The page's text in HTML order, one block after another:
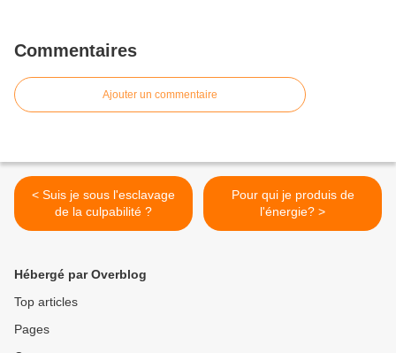
Commentaires
Ajouter un commentaire
< Suis je sous l'esclavage
de la culpabilité ?
Pour qui je produis de
l'énergie? >
Hébergé par Overblog
Top articles
Pages